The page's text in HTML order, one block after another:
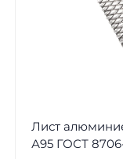
Лист
А95 ГОСТ